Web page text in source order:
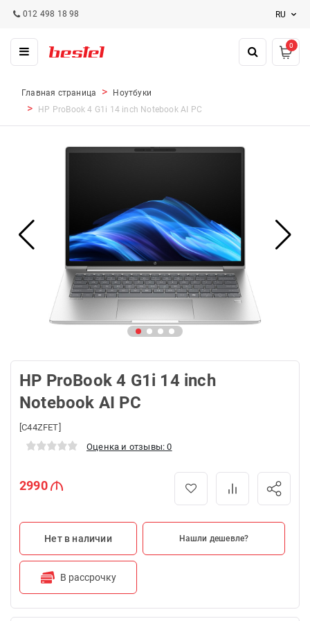
012 498 18 98 RU
0
Главная страница
Ноутбуки
HP ProBook 4 G1i 14 inch Notebook AI PC
HP ProBook 4 G1i 14 inch
Notebook AI PC
[C44ZFET]
Оценка и отзывы: 0
2990
Нет в наличии Нашли дешевле?
В рассрочку